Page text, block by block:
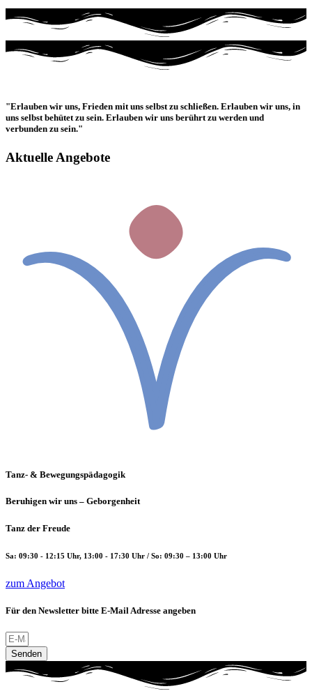
"Erlauben wir uns, Frieden mit uns selbst zu schließen. Erlauben wir uns, in
uns selbst behütet zu sein. Erlauben wir uns berührt zu werden und
verbunden zu sein."
Aktuelle Angebote
Tanz- & Bewegungspädagogik
Beruhigen wir uns – Geborgenheit
Tanz der Freude
Sa: 09:30 - 12:15 Uhr, 13:00 - 17:30 Uhr / So: 09:30 – 13:00 Uhr
zum Angebot
Für den Newsletter bitte E-Mail Adresse angeben
Senden